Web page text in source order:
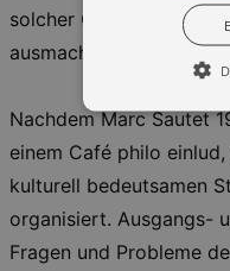
solcher Cafés, dass
ausmachen lässt.
Nachdem Marc Sautet
einem Café philo
kulturell bedeutsamen
organisiert. Ausgangs-
Fragen und Probleme
grundlegenden
gebraucht. Zum
account. Ohne